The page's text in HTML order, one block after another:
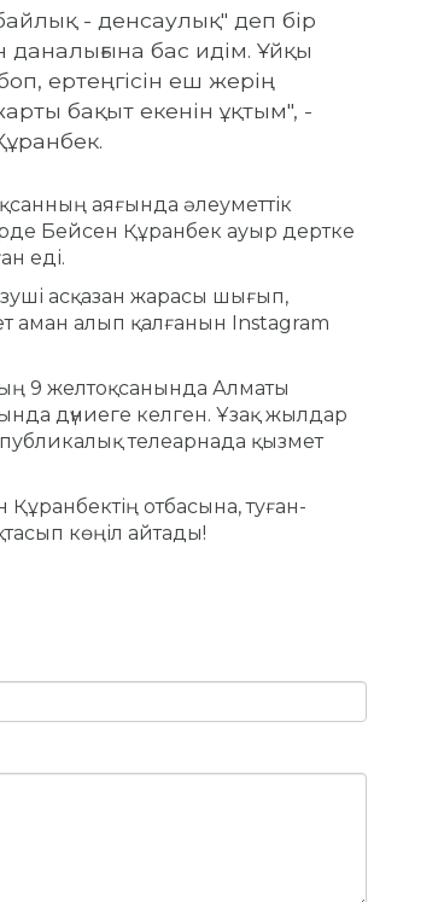
- денсаулық" деп бір
даналығына бас идім. Ұйқы
ертеңгісін еш жерің
бақыт екенін ұқтым", -
аяғында әлеуметтік
Бейсен Құранбек ауыр дертке
еді.
асқазан жарасы шығып,
аман алып қалғанын Instagram
9 желтоқсанында Алматы
дүниеге келген. Ұзақ жылдар
телеарнада қызмет
отбасына, туған-
көңіл айтады!